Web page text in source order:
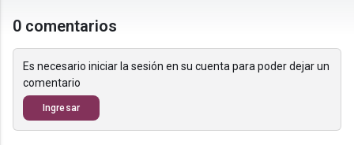
0 comentarios
Es necesario iniciar la sesión en su cuenta para poder dejar un
comentario
Ingresar